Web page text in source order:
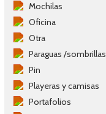
Mochilas
Oficina
Otra
Paraguas /sombrillas
Pin
Playeras y camisas
Portafolios